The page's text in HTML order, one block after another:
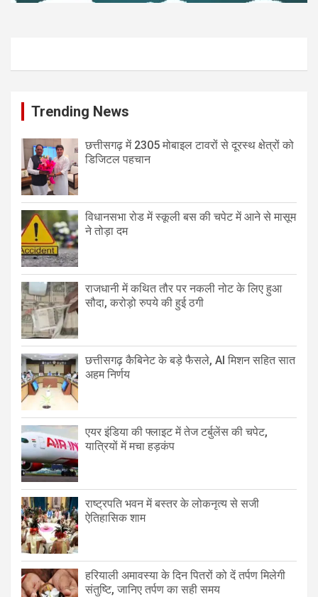
Trending News
छत्तीसगढ़ में 2305 मोबाइल टावरों से दूरस्थ क्षेत्रों को
डिजिटल पहचान
विधानसभा रोड में स्कूली बस की चपेट में आने से मासूम
ने तोड़ा दम
राजधानी में कथित तौर पर नकली नोट के लिए हुआ
सौदा, करोड़ो रुपये की हुई ठगी
छत्तीसगढ़ कैबिनेट के बड़े फैसले, AI मिशन सहित सात
अहम निर्णय
एयर इंडिया की फ्लाइट में तेज टर्बुलेंस की चपेट,
यात्रियों में मचा हड़कंप
राष्ट्रपति भवन में बस्तर के लोकनृत्य से सजी
ऐतिहासिक शाम
हरियाली अमावस्या के दिन पितरों को दें तर्पण मिलेगी
संतुष्टि, जानिए तर्पण का सही समय